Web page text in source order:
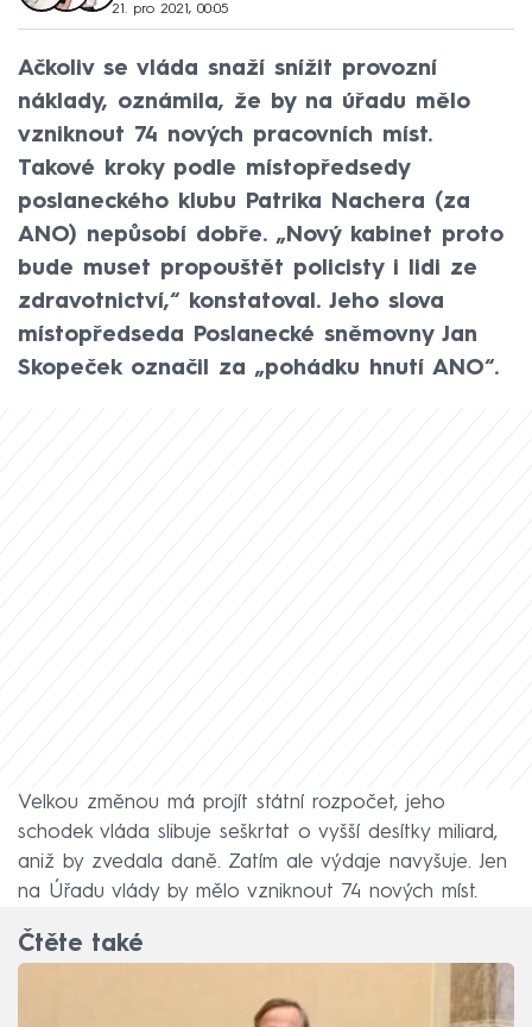
21. pro 2021, 00:05
Ačkoliv se vláda snaží snížit provozní
náklady, oznámila, že by na úřadu mělo
vzniknout 74 nových pracovních míst.
Takové kroky podle místopředsedy
poslaneckého klubu Patrika Nachera (za
ANO) nepůsobí dobře. „Nový kabinet proto
bude muset propouštět policisty i lidi ze
zdravotnictví,“ konstatoval. Jeho slova
místopředseda Poslanecké sněmovny Jan
Skopeček označil za „pohádku hnutí ANO“.
Velkou změnou má projít státní rozpočet, jeho
schodek vláda slibuje seškrtat o vyšší desítky miliard,
aniž by zvedala daně. Zatím ale výdaje navyšuje. Jen
na Úřadu vlády by mělo vzniknout 74 nových míst.
Čtěte také